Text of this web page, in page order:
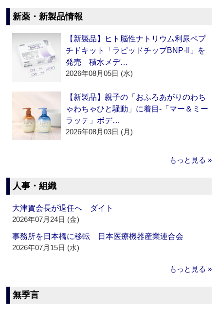
新薬・新製品情報
【新製品】ヒト脳性ナトリウム利尿ペプ
チドキット「ラピッドチップBNP-II」を
発売 積水メデ…
2026年08月05日 (水)
【新製品】親子の「おふろあがりのわち
ゃわちゃひと騒動」に着目‐「マー＆ミー
ラッテ」ボデ…
2026年08月03日 (月)
もっと見る »
人事・組織
大津賀会長が退任へ ダイト
2026年07月24日 (金)
事務所を日本橋に移転 日本医療機器産業連合会
2026年07月15日 (水)
もっと見る »
無季言